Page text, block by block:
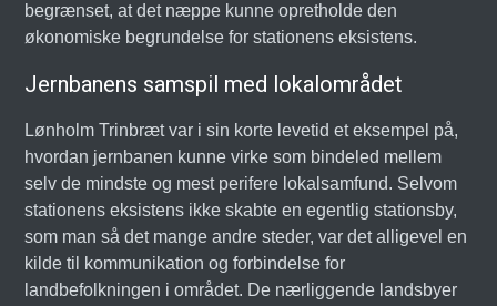
begrænset, at det næppe kunne opretholde den
økonomiske begrundelse for stationens eksistens.
Jernbanens samspil med lokalområdet
Lønholm Trinbræt var i sin korte levetid et eksempel på,
hvordan jernbanen kunne virke som bindeled mellem
selv de mindste og mest perifere lokalsamfund. Selvom
stationens eksistens ikke skabte en egentlig stationsby,
som man så det mange andre steder, var det alligevel en
kilde til kommunikation og forbindelse for
landbefolkningen i området. De nærliggende landsbyer